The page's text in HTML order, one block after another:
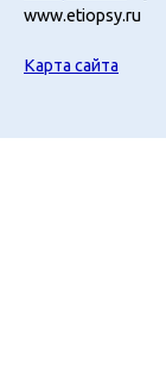
www.etiopsy.ru
Карта сайта